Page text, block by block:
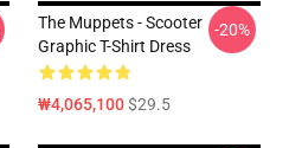
The Muppets - Scooter
Graphic T-Shirt Dress
₩4,065,100$29.5
-20%